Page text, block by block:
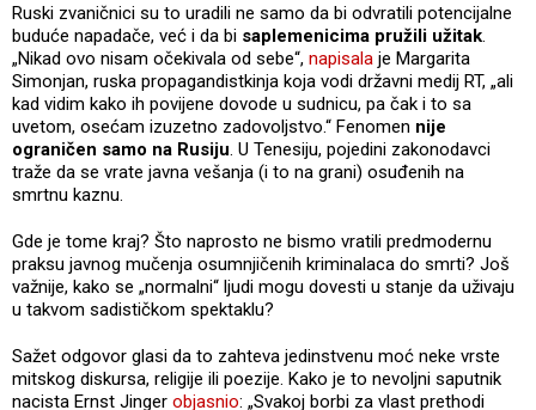
Ruski zvaničnici su to uradili ne samo da bi odvratili potencijalne
buduće napadače, već i da bi saplemenicima pružili užitak.
„Nikad ovo nisam očekivala od sebe“, napisala je Margarita
Simonjan, ruska propagandistkinja koja vodi državni medij RT, „ali
kad vidim kako ih povijene dovode u sudnicu, pa čak i to sa
uvetom, osećam izuzetno zadovoljstvo.“ Fenomen nije
ograničen samo na Rusiju. U Tenesiju, pojedini zakonodavci
traže da se vrate javna vešanja (i to na grani) osuđenih na
smrtnu kaznu.
Gde je tome kraj? Što naprosto ne bismo vratili predmodernu
praksu javnog mučenja osumnjičenih kriminalaca do smrti? Još
važnije, kako se „normalni“ ljudi mogu dovesti u stanje da uživaju
u takvom sadističkom spektaklu?
Sažet odgovor glasi da to zahteva jedinstvenu moć neke vrste
mitskog diskursa, religije ili poezije. Kako je to nevoljni saputnik
nacista Ernst Jinger objasnio: „Svakoj borbi za vlast prethodi